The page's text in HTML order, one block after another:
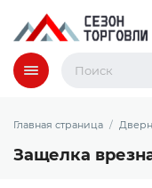
Меню
Главная страница
Защелка